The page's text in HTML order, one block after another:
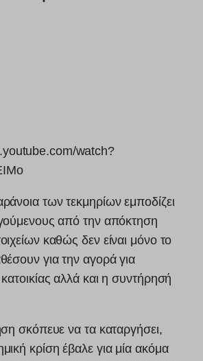
watch?
των τεκμηρίων εμποδίζει
από την απόκτηση
καθώς δεν είναι μόνο το
για την αγορά για
αλλά και η συντήρησή
σκόπευε να τα καταργήσει,
κρίση έβαλε για μία ακόμα